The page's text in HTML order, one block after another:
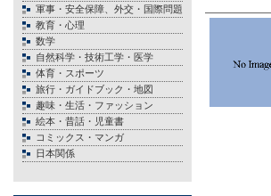
軍事・安全保障、外交・国際問題
教育・心理
数学
自然科学・技術工学・医学
体育・スポーツ
旅行・ガイドブック・地図
趣味・生活・ファッション
絵本・昔話・児童書
コミックス・マンガ
日本関係